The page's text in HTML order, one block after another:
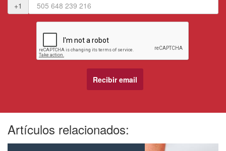
+1
Artículos relacionados: